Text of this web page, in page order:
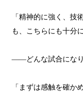
「精神的に強く、技
も、こちらにも十分
――どんな試合になり
「まずは感触を確か